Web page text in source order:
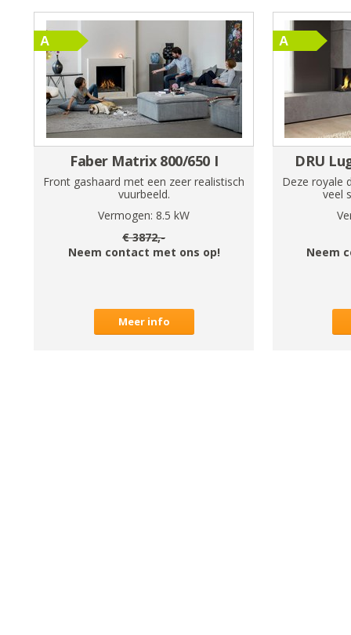
Faber Matrix 800/650 I
Front gashaard met een zeer realistisch
vuurbeeld.
Vermogen: 8.5 kW
€3872,-
Neem contact met ons op!
Meer info
DRU
Deze royale
veel
Neem